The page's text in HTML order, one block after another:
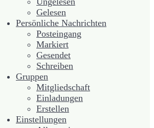
Gelesen
Persönliche Nachrichten
Posteingang
Markiert
Gesendet
Schreiben
Gruppen
Mitgliedschaft
Einladungen
Erstellen
Einstellungen